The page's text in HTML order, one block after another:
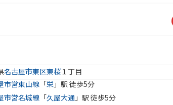
名古屋市東区東桜１丁目
市営東山線 「栄 」駅 徒歩5分
市営名城線 「久屋大通 」駅 徒歩5分